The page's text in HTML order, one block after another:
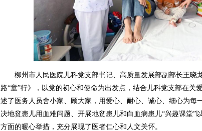
柳州市人民医院儿科党支部书记、高质量发展部副部长王晓
路“童”行》，以党的初心和使命为出发点，结合儿科党支部在关
述了医务人员舍小家、顾大家，用爱心、耐心、诚心、细心为每
决地贫患儿用血难问题、开展地贫患儿和白血病患儿“兴趣课堂”
方面的暖心举措，充分展现了医者仁心和人文关怀。